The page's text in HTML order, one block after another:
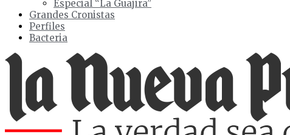
Especial “La Guajira”
Grandes Cronistas
Perfiles
Bacteria